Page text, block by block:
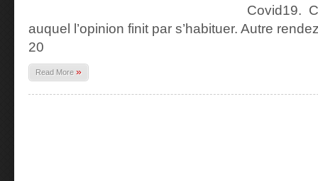
Covid19.
auquel l’opinion finit par s’habituer. Autre
20
Read More »